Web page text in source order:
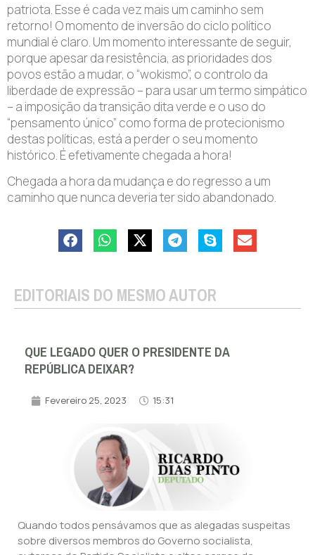
patriota. Esse é cada vez mais um caminho sem
retorno! O momento de inversão do ciclo político
mundial é claro. Um momento interessante de seguir,
porque apesar da resistência, as prioridades dos
povos estão a mudar, o “wokismo”, o controlo da
liberdade de expressão – para usar um termo simpático
– a imposição da transição dita verde e o uso do
“pensamento único” como forma de protecionismo
destas políticas, está a perder o seu momento
histórico. É efetivamente chegada a hora!
Chegada a hora da mudança e do regresso a um
caminho que nunca deveria ter sido abandonado.
EDITORIAIS DO MESMO AUTOR
QUE LEGADO QUER O PRESIDENTE DA
REPÚBLICA DEIXAR?
Fevereiro 25, 2023 15:31
Quando todos pensávamos que as alegadas suspeitas
sobre diversos membros do Governo socialista,